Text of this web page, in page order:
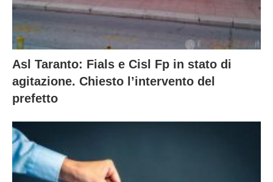
Asl Taranto: Fials e Cisl Fp in stato di
agitazione. Chiesto l’intervento del
prefetto